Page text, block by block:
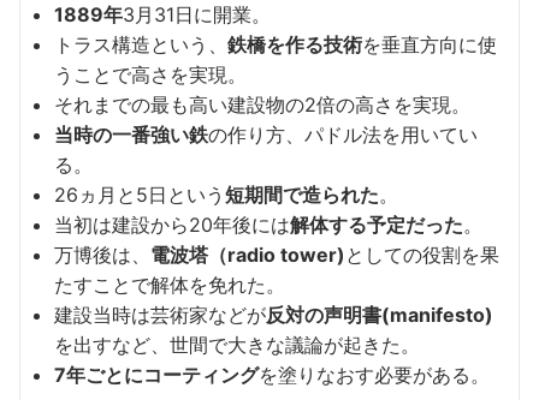
1889年3月31日に開業。
トラス構造という、 鉄橋を作る技術を垂直方向に使
うことで高さを実現。
それまでの最も高い建設物の2倍の高さを実現。
当時の一番強い鉄の作り方、パドル法を用いてい
る。
26ヵ月と5日という 短期間で造られた。
当初は建設から20年後には解体する予定だった。
万博後は、 電波塔（radio tower) としての役割を果
たすことで解体を免れた。
建設当時は芸術家などが反対の声明書(manifesto)
を出すなど、世間で大きな議論が起きた。
7年ごとにコーティングを塗りなおす必要がある。